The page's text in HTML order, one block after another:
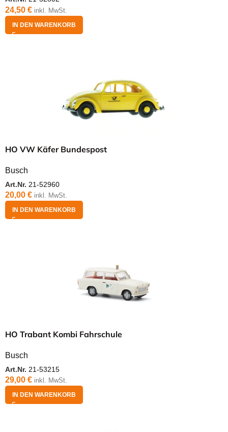
24,50 € inkl. MwSt.
IN DEN WARENKORB
HO VW Käfer Bundespost
Busch
Art.Nr. 21-52960
20,00 € inkl. MwSt.
IN DEN WARENKORB
HO Trabant Kombi Fahrschule
Busch
Art.Nr. 21-53215
29,00 € inkl. MwSt.
IN DEN WARENKORB